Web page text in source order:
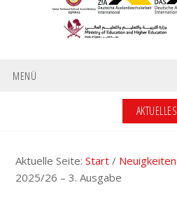
MENÜ
AKTUELLES
Aktuelle Seite:Start / Neuigkeiten
2025/26 – 3. Ausgabe